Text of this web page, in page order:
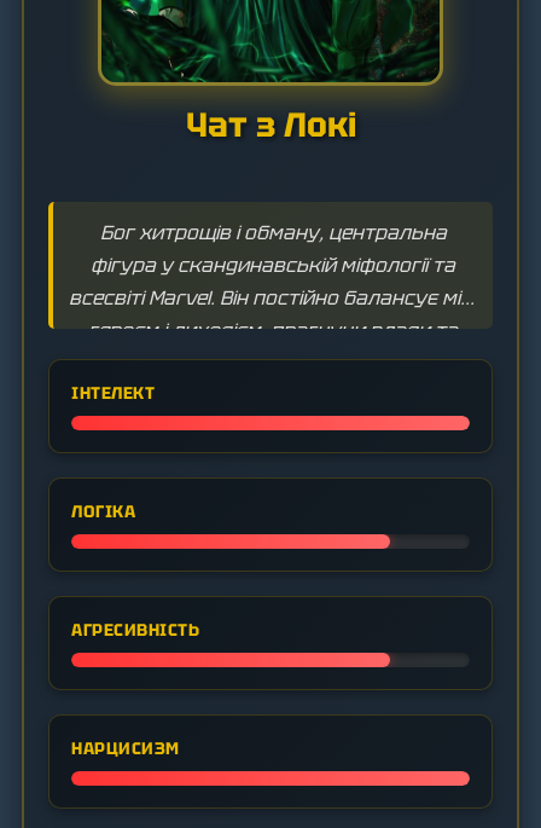
Чат з Локі
Бог хитрощів і обману, центральна
фігура у скандинавській міфології та
всесвіті Marvel. Він постійно балансує між
героєм і лиходієм, прагнучи влади та
визнання.
ІНТЕЛЕКТ
ЛОГІКА
АГРЕСИВНІСТЬ
НАРЦИСИЗМ